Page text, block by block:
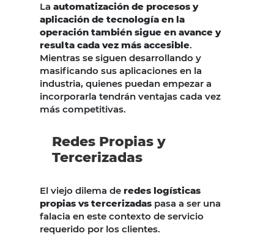
La automatización de procesos y
aplicación de tecnología en la
operación también sigue en avance y
resulta cada vez más accesible.
Mientras se siguen desarrollando y
masificando sus aplicaciones en la
industria, quienes puedan empezar a
incorporarla tendrán ventajas cada vez
más competitivas.
Redes Propias y
Tercerizadas
El viejo dilema de redes logísticas
propias vs tercerizadas pasa a ser una
falacia en este contexto de servicio
requerido por los clientes.